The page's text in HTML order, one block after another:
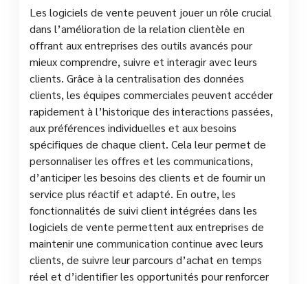
Les logiciels de vente peuvent jouer un rôle crucial
dans l’amélioration de la relation clientèle en
offrant aux entreprises des outils avancés pour
mieux comprendre, suivre et interagir avec leurs
clients. Grâce à la centralisation des données
clients, les équipes commerciales peuvent accéder
rapidement à l’historique des interactions passées,
aux préférences individuelles et aux besoins
spécifiques de chaque client. Cela leur permet de
personnaliser les offres et les communications,
d’anticiper les besoins des clients et de fournir un
service plus réactif et adapté. En outre, les
fonctionnalités de suivi client intégrées dans les
logiciels de vente permettent aux entreprises de
maintenir une communication continue avec leurs
clients, de suivre leur parcours d’achat en temps
réel et d’identifier les opportunités pour renforcer